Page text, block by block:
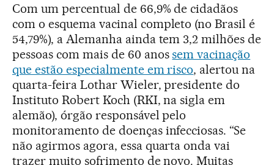
Com um percentual de 66,9% de cidadãos
com o esquema vacinal completo (no Brasil é
54,79%), a Alemanha ainda tem 3,2 milhões de
pessoas com mais de 60 anossem vacinação
que estão especialmente em risco, alertou na
quarta-feira Lothar Wieler, presidente do
Instituto Robert Koch (RKI, na sigla em
alemão), órgão responsável pelo
monitoramento de doenças infecciosas. “Se
não agirmos agora, essa quarta onda vai
trazer muito sofrimento de novo. Muitas